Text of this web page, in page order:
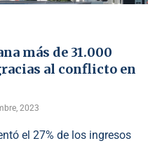
más de 31.000
al conflicto en
2023
el 27% de los ingresos